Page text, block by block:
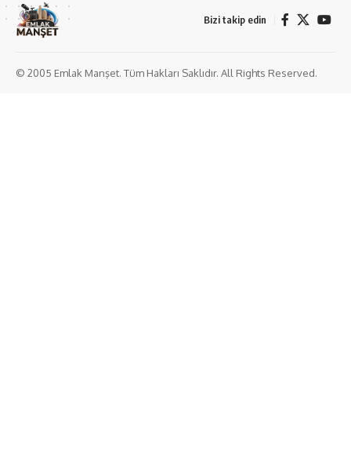
Bizi takip edin
© 2005 Emlak Manşet. Tüm Hakları Saklıdır. All Rights Reserved.